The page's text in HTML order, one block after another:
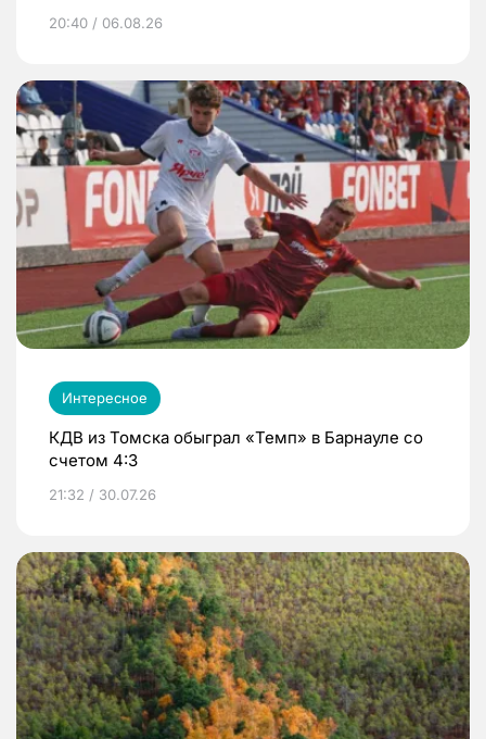
20:40 / 06.08.26
Интересное
КДВ из Томска обыграл «Темп» в Барнауле со
счетом 4:3
21:32 / 30.07.26